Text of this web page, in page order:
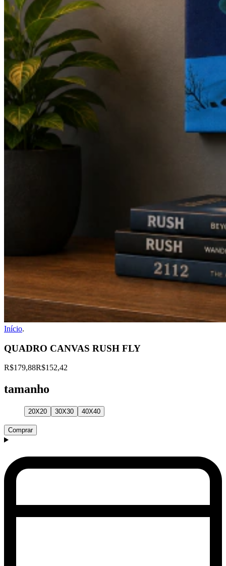
Início.
QUADRO CANVAS RUSH FLY
R$179,88R$152,42
tamanho
20X20 30X30 40X40
Comprar